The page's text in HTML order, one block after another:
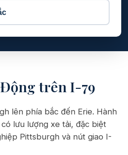
trên I-79
lên phía bắc đến Erie. Hành
lưu lượng xe tải, đặc biệt
Pittsburgh và nút giao I-